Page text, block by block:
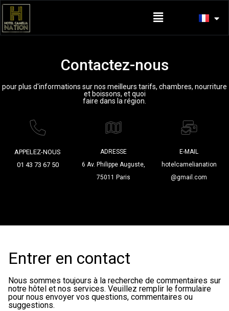
Contactez-nous
pour plus d'informations sur nos meilleurs tarifs, chambres, nourriture
et boissons, et quoi
faire dans la région.
APPELEZ-NOUS
01 43 73 67 50
ADRESSE
6 Av. Philippe Auguste,
75011 Paris
E-MAIL
hotelcamelianation
@gmail.com
Entrer en contact
Nous sommes toujours à la recherche de commentaires sur
notre hôtel et nos services. Veuillez remplir le formulaire
pour nous envoyer vos questions, commentaires ou
suggestions.